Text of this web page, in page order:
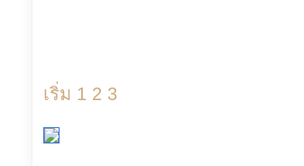
เริ่ม 1 2 3